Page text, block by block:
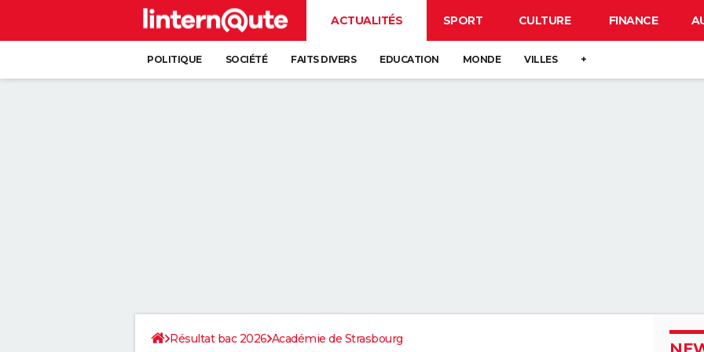
ACTUALITÉS SPORT CULTURE FINANCE
POLITIQUE SOCIÉTÉ FAITS DIVERS EDUCATION MONDE VILLES +
Résultat bac 2026 Académie de Strasbourg